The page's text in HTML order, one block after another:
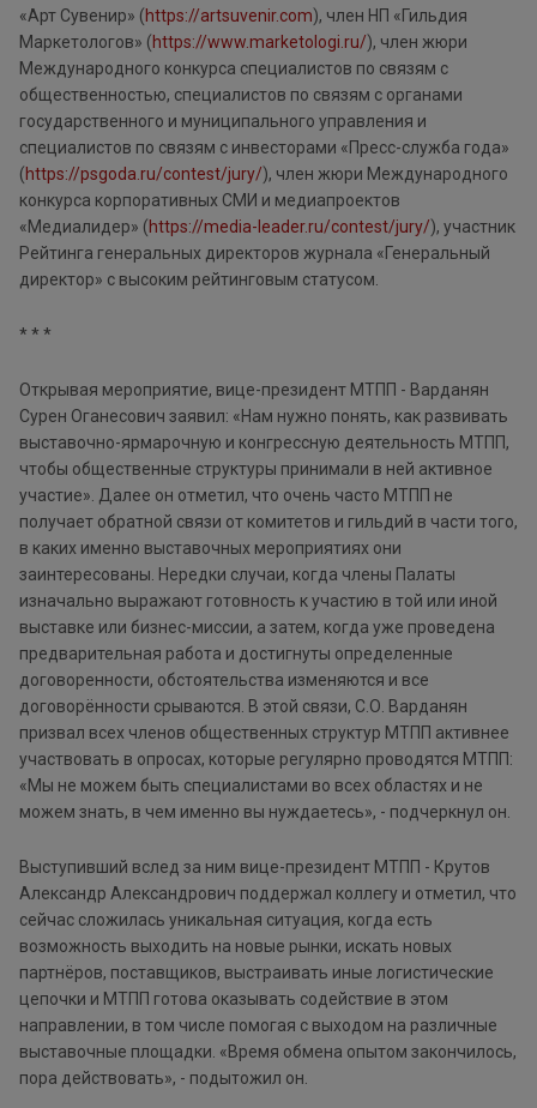
«Арт Сувенир» (https://artsuvenir.com), член НП «Гильдия
Маркетологов» (https://www.marketologi.ru/), член жюри
Международного конкурса специалистов по связям с
общественностью, специалистов по связям с органами
государственного и муниципального управления и
специалистов по связям с инвесторами «Пресс-служба года»
(https://psgoda.ru/contest/jury/), член жюри Международного
конкурса корпоративных СМИ и медиапроектов
«Медиалидер» (https://media-leader.ru/contest/jury/), участник
Рейтинга генеральных директоров журнала «Генеральный
директор» с высоким рейтинговым статусом.
* * *
Открывая мероприятие, вице-президент МТПП - Варданян
Сурен Оганесович заявил: «Нам нужно понять, как развивать
выставочно-ярмарочную и конгрессную деятельность МТПП,
чтобы общественные структуры принимали в ней активное
участие». Далее он отметил, что очень часто МТПП не
получает обратной связи от комитетов и гильдий в части того,
в каких именно выставочных мероприятиях они
заинтересованы. Нередки случаи, когда члены Палаты
изначально выражают готовность к участию в той или иной
выставке или бизнес-миссии, а затем, когда уже проведена
предварительная работа и достигнуты определенные
договоренности, обстоятельства изменяются и все
договорённости срываются. В этой связи, С.О. Варданян
призвал всех членов общественных структур МТПП активнее
участвовать в опросах, которые регулярно проводятся МТПП:
«Мы не можем быть специалистами во всех областях и не
можем знать, в чем именно вы нуждаетесь», - подчеркнул он.
Выступивший вслед за ним вице-президент МТПП - Крутов
Александр Александрович поддержал коллегу и отметил, что
сейчас сложилась уникальная ситуация, когда есть
возможность выходить на новые рынки, искать новых
партнёров, поставщиков, выстраивать иные логистические
цепочки и МТПП готова оказывать содействие в этом
направлении, в том числе помогая с выходом на различные
выставочные площадки. «Время обмена опытом закончилось,
пора действовать», - подытожил он.